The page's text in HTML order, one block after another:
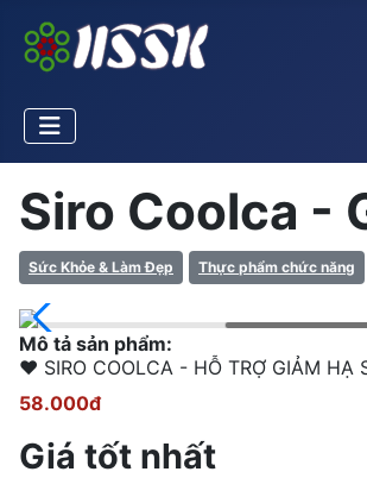
Siro Coolca -
Sức Khỏe & Làm Đẹp Thực phẩm chức năng
Mô tả sản phẩm:
❤ SIRO COOLCA - HỖ TRỢ GIẢM
58.000đ
Giá tốt nhất